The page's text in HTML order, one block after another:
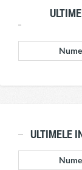
ULTIMELE